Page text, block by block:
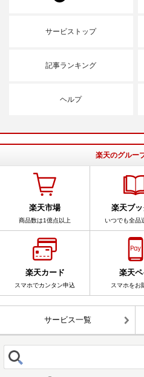
サービストップ
記事ランキング
ヘルプ
楽天のグルー
楽天市場
商品数は1億点以上
楽天ブ
いつでも全品
楽天カード
スマホでカンタン申込
楽天ペ
スマホをお
サービス一覧